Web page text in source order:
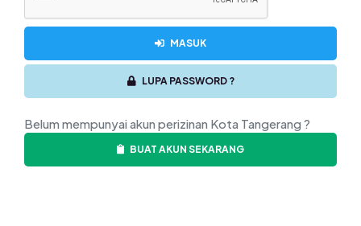
MASUK
LUPA PASSWORD ?
Belum mempunyai akun perizinan Kota Tangerang ?
BUAT AKUN SEKARANG